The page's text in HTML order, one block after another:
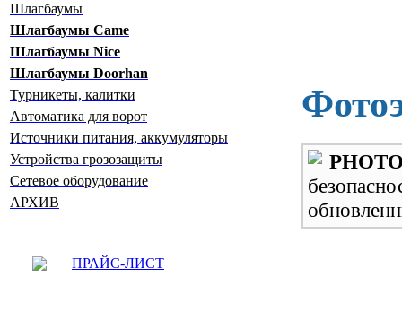
Шлагбаумы
Шлагбаумы Сame
Шлагбаумы Nice
Шлагбаумы Doorhan
Турникеты, калитки
Автоматика для ворот
Источники питания, аккумуляторы
Устройства грозозащиты
Сетевое оборудование
АРХИВ
ПРАЙС-ЛИСТ